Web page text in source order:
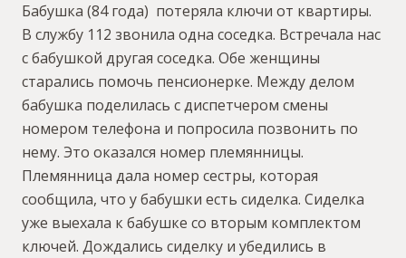
Бабушка (84 года) потеряла ключи от квартиры.
В службу 112 звонила одна соседка. Встречала нас
с бабушкой другая соседка. Обе женщины
старались помочь пенсионерке. Между делом
бабушка поделилась с диспетчером смены
номером телефона и попросила позвонить по
нему. Это оказался номер племянницы.
Племянница дала номер сестры, которая
сообщила, что у бабушки есть сиделка. Сиделка
уже выехала к бабушке со вторым комплектом
ключей. Дождались сиделку и убедились в